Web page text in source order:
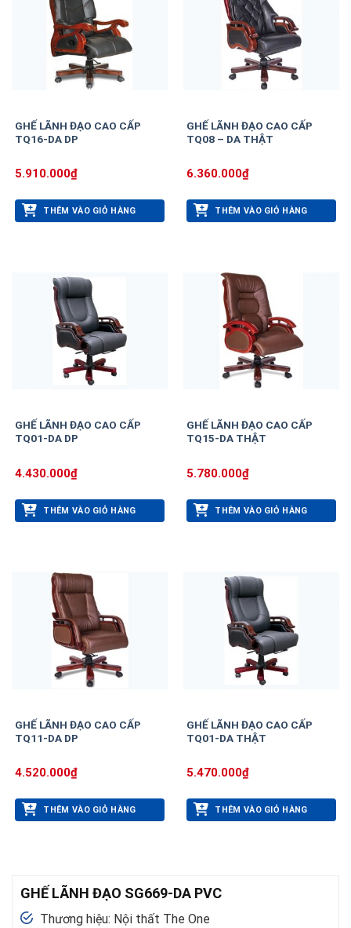
GHẾ LÃNH ĐẠO CAO CẤP
TQ16-DA DP
5.910.000₫
THÊM VÀO GIỎ HÀNG
GHẾ LÃNH ĐẠO CAO CẤP
TQ08 – DA THẬT
6.360.000₫
THÊM VÀO GIỎ HÀNG
GHẾ LÃNH ĐẠO CAO CẤP
TQ01-DA DP
4.430.000₫
THÊM VÀO GIỎ HÀNG
GHẾ LÃNH ĐẠO CAO CẤP
TQ15-DA THẬT
5.780.000₫
THÊM VÀO GIỎ HÀNG
GHẾ LÃNH ĐẠO CAO CẤP
TQ11-DA DP
4.520.000₫
THÊM VÀO GIỎ HÀNG
GHẾ LÃNH ĐẠO CAO CẤP
TQ01-DA THẬT
5.470.000₫
THÊM VÀO GIỎ HÀNG
GHẾ LÃNH ĐẠO SG669-DA PVC
Thương hiệu: Nội thất The One